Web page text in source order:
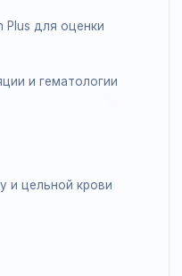
этанола
анализ
Premium Plus